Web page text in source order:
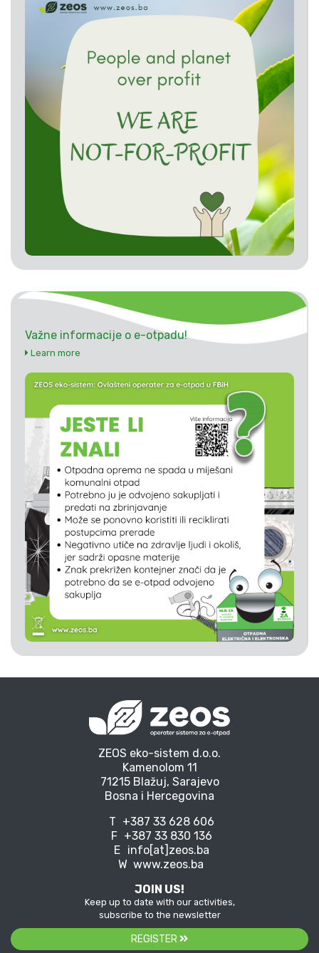
Važne informacije o e-otpadu!
Learn more
ZEOS eko-sistem d.o.o.
Kamenolom 11
71215 Blažuj, Sarajevo
Bosna i Hercegovina
T +387 33 628 606
F +387 33 830 136
E info[at]zeos.ba
W www.zeos.ba
JOIN US!
Keep up to date with our activities,
subscribe to the newsletter
REGISTER